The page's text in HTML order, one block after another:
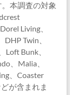
本調査の対象
Living、
Twin、
Bunk、
、Malia、
、Coaster
が含まれま